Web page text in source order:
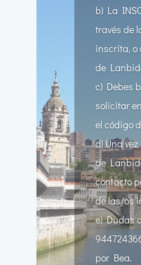
b) La
través de
inscrita, o
de
c) Debes
solicitar
el código
d) Una
de
contacto
de las/os
e) Dudas
por Bea.